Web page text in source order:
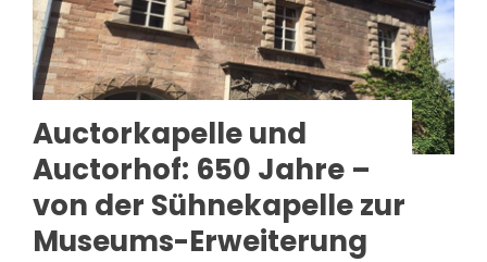
Auctorkapelle und
Auctorhof: 650 Jahre –
von der Sühnekapelle zur
Museums-Erweiterung